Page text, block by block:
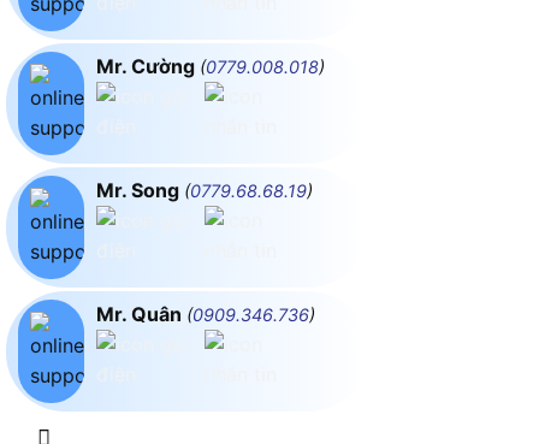
Mr. Cường (0779.008.018)
Mr. Song (0779.68.68.19)
Mr. Quân (0909.346.736)